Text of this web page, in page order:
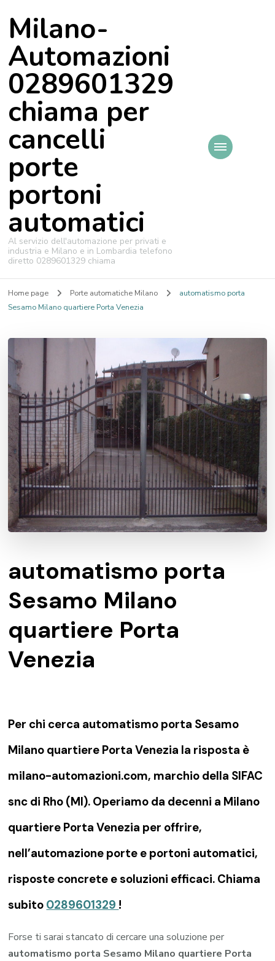
Milano-
Automazioni
0289601329
chiama per
cancelli
porte
portoni
automatici
Al servizio dell'automazione per privati e
industria e Milano e in Lombardia telefono
diretto 0289601329 chiama
Home page Porte automatiche Milano
automatismo porta
Sesamo Milano quartiere Porta Venezia
automatismo porta
Sesamo Milano
quartiere Porta
Venezia
Per chi cerca automatismo porta Sesamo
Milano quartiere Porta Venezia la risposta è
milano-automazioni.com, marchio della SIFAC
snc di Rho (MI). Operiamo da decenni a Milano
quartiere Porta Venezia per offrire,
nell’automazione porte e portoni automatici,
risposte concrete e soluzioni efficaci. Chiama
subito 0289601329 !
Forse ti sarai stancato di cercare una soluzione per
automatismo porta Sesamo Milano quartiere Porta